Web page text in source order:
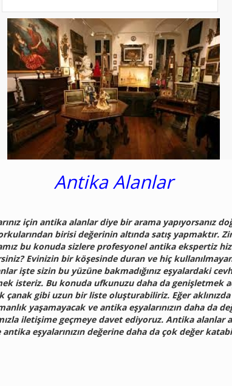
Antika Alanlar
için antika alanlar diye bir arama yapıyorsanız
birisi değerinin altında satış
bu konuda sizlere profesyonel antika ekspertiz
Evinizin bir köşesinde duran ve hiç
işte sizin bu yüzüne bakmadığınız eşyalardaki
isteriz. Bu konuda ufkunuzu daha da genişletmek
gibi uzun bir liste oluşturabiliriz. Eğer
yaşamayacak ve antika eşyalarınızın daha da
iletişime geçmeye davet ediyoruz. Antika alanlar
eşyalarınızın değerine daha da çok değer